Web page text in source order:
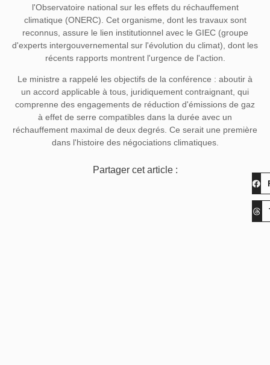
l'Observatoire national sur les effets du réchauffement
climatique (ONERC). Cet organisme, dont les travaux sont
reconnus, assure le lien institutionnel avec le GIEC (groupe
d'experts intergouvernemental sur l'évolution du climat), dont les
récents rapports montrent l'urgence de l'action.
Le ministre a rappelé les objectifs de la conférence : aboutir à
un accord applicable à tous, juridiquement contraignant, qui
comprenne des engagements de réduction d'émissions de gaz
à effet de serre compatibles dans la durée avec un
réchauffement maximal de deux degrés. Ce serait une première
dans l'histoire des négociations climatiques.
Partager cet article :